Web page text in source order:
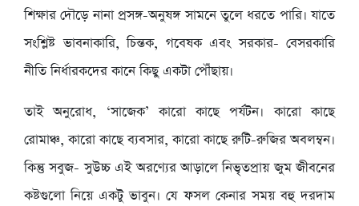
শিক্ষার দৌড়ে নানা প্রসঙ্গ-অনুষঙ্গ সামনে তুলে ধরতে পারি। যাতে
সংশ্লিষ্ট ভাবনাকারি, চিন্তক, গবেষক এবং সরকার- বেসরকারি
নীতি নির্ধারকদের কানে কিছু একটা পৌঁছায়।
তাই অনুরোধ, ‘সাজেক’ কারো কাছে পর্যটন। কারো কাছে
রোমাঞ্চ, কারো কাছে ব্যবসার, কারো কাছে রুটি-রুজির অবলম্বন।
কিন্তু সবুজ- সুউচ্চ এই অরণ্যের আড়ালে নিভৃতপ্রায় জুম জীবনের
কষ্টগুলো নিয়ে একটু ভাবুন। যে ফসল কেনার সময় বহু দরদাম